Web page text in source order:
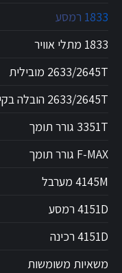
1833 רמסע
1833 מתלי אוויר
2633/2645T מובילית
2633/2645T הובלה בקירור
3351T גורר תומך
F-MAX גורר תומך
4145M מערבל
4151D רמסע
4151D רכינה
משאיות משומשות